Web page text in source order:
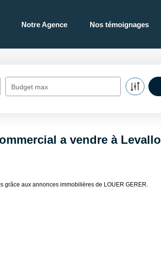
Notre Agence Nos témoignages
Budget max
a vendre à
aux annonces immobilières de LOUER GERER.